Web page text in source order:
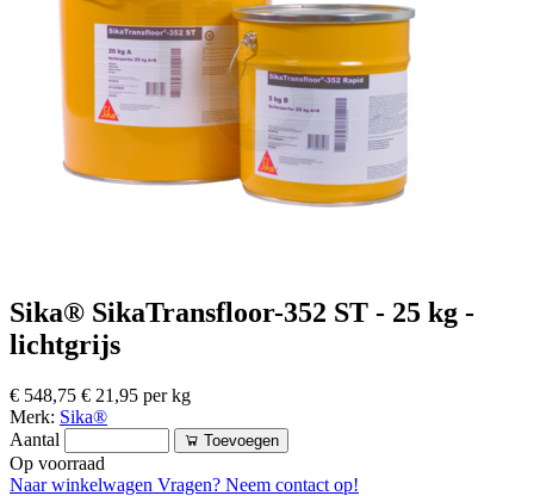
Sika® SikaTransfloor-352 ST - 25 kg -
lichtgrijs
€ 548,75 € 21,95 per kg
Merk: Sika®
Aantal
Toevoegen
Op voorraad
Naar winkelwagen Vragen? Neem contact op!